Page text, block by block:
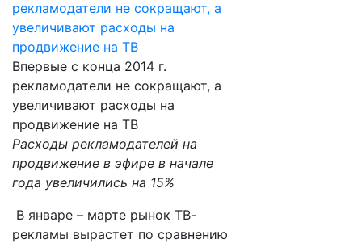
Впервые с конца 2014 г.
рекламодатели не сокращают, а
увеличивают расходы на
продвижение на ТВ
Расходы рекламодателей на
продвижение в эфире в начале
года увеличились на 15%
В январе – марте рынок ТВ-
рекламы вырастет по сравнению